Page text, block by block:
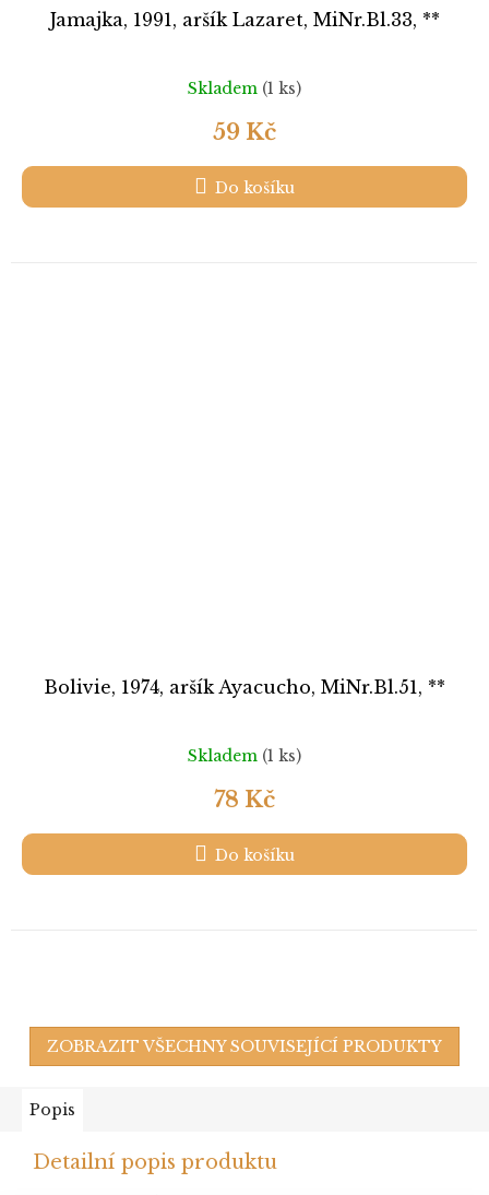
Jamajka, 1991, aršík Lazaret, MiNr.Bl.33, **
Skladem (1 ks)
59 Kč
Do košíku
Bolivie, 1974, aršík Ayacucho, MiNr.Bl.51, **
Skladem (1 ks)
78 Kč
Do košíku
ZOBRAZIT VŠECHNY SOUVISEJÍCÍ PRODUKTY
Popis
Detailní popis produktu